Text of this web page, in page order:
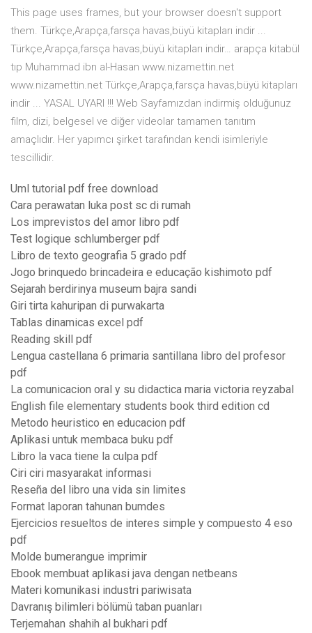
This page uses frames, but your browser doesn't support
them. Türkçe,Arapça,farsça havas,büyü kitapları indir ...
Türkçe,Arapça,farsça havas,büyü kitapları indir… arapça kitabül
tıp Muhammad ibn al-Hasan www.nizamettin.net
www.nizamettin.net Türkçe,Arapça,farsça havas,büyü kitapları
indir ... YASAL UYARI !!! Web Sayfamızdan indirmiş olduğunuz
film, dizi, belgesel ve diğer videolar tamamen tanıtım
amaçlıdır. Her yapımcı şirket tarafından kendi isimleriyle
tescillidir.
Uml tutorial pdf free download
Cara perawatan luka post sc di rumah
Los imprevistos del amor libro pdf
Test logique schlumberger pdf
Libro de texto geografia 5 grado pdf
Jogo brinquedo brincadeira e educação kishimoto pdf
Sejarah berdirinya museum bajra sandi
Giri tirta kahuripan di purwakarta
Tablas dinamicas excel pdf
Reading skill pdf
Lengua castellana 6 primaria santillana libro del profesor
pdf
La comunicacion oral y su didactica maria victoria reyzabal
English file elementary students book third edition cd
Metodo heuristico en educacion pdf
Aplikasi untuk membaca buku pdf
Libro la vaca tiene la culpa pdf
Ciri ciri masyarakat informasi
Reseña del libro una vida sin limites
Format laporan tahunan bumdes
Ejercicios resueltos de interes simple y compuesto 4 eso
pdf
Molde bumerangue imprimir
Ebook membuat aplikasi java dengan netbeans
Materi komunikasi industri pariwisata
Davranış bilimleri bölümü taban puanları
Terjemahan shahih al bukhari pdf